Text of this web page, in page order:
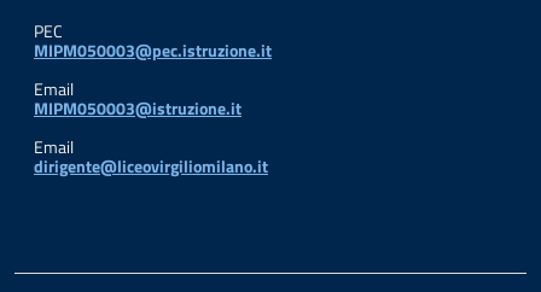
PEC
MIPM050003@pec.istruzione.it
Email
MIPM050003@istruzione.it
Email
dirigente@liceovirgiliomilano.it